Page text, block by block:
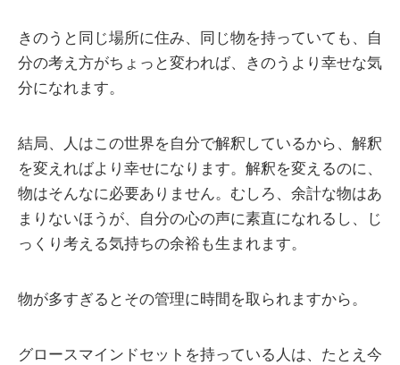
きのうと同じ場所に住み、同じ物を持っていても、自
分の考え方がちょっと変われば、きのうより幸せな気
分になれます。
結局、人はこの世界を自分で解釈しているから、解釈
を変えればより幸せになります。解釈を変えるのに、
物はそんなに必要ありません。むしろ、余計な物はあ
まりないほうが、自分の心の声に素直になれるし、じ
っくり考える気持ちの余裕も生まれます。
物が多すぎるとその管理に時間を取られますから。
グロースマインドセットを持っている人は、たとえ今